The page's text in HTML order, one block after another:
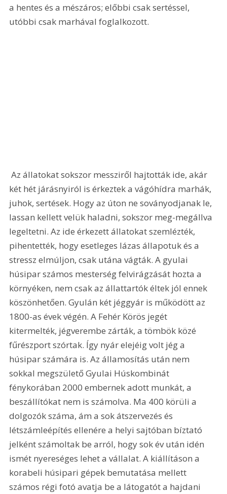
a hentes és a mészáros; előbbi csak sertéssel,
utóbbi csak marhával foglalkozott.
Az állatokat sokszor messziről hajtották ide, akár
két hét járásnyiról is érkeztek a vágóhídra marhák,
juhok, sertések. Hogy az úton ne soványodjanak le,
lassan kellett velük haladni, sokszor meg-megállva
legeltetni. Az ide érkezett állatokat szemlézték,
pihentették, hogy esetleges lázas állapotuk és a
stressz elmúljon, csak utána vágták. A gyulai
húsipar számos mesterség felvirágzását hozta a
környéken, nem csak az állattartók éltek jól ennek
köszönhetően. Gyulán két jéggyár is működött az
1800-as évek végén. A Fehér Körös jegét
kitermelték, jégverembe zárták, a tömbök közé
fűrészport szórtak. Így nyár elejéig volt jég a
húsipar számára is. Az államosítás után nem
sokkal megszülető Gyulai Húskombinát
fénykorában 2000 embernek adott munkát, a
beszállítókat nem is számolva. Ma 400 körüli a
dolgozók száma, ám a sok átszervezés és
létszámleépítés ellenére a helyi sajtóban bíztató
jelként számoltak be arról, hogy sok év után idén
ismét nyereséges lehet a vállalat. A kiállításon a
korabeli húsipari gépek bemutatása mellett
számos régi fotó avatja be a látogatót a hajdani